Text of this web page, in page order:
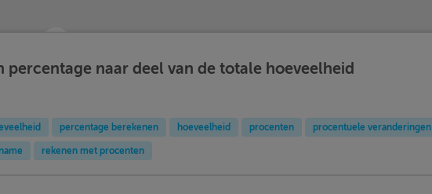
percentage naar deel van de totale hoeveelheid
percentage berekenen hoeveelheid procenten procentuele veranderingen
rekenen met procenten